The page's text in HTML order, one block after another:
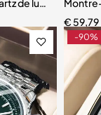
de luxe pour
€ 59,79
-90%